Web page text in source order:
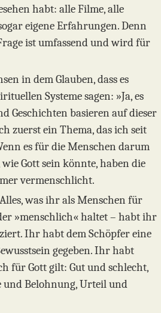
habt: alle Filme, alle
eigene Erfahrungen. Denn
ist umfassend und wird für
in dem Glauben, dass es
Systeme sagen: »Ja, es
Geschichten basieren auf dieser
zuerst ein Thema, das ich seit
es für die Menschen darum
Gott sein könnte, haben die
vermenschlicht.
was ihr als Menschen für
»menschlich« haltet – habt ihr
Ihr habt dem Schöpfer eine
gegeben. Ihr habt
für Gott gilt: Gut und schlecht,
und Belohnung, Urteil und